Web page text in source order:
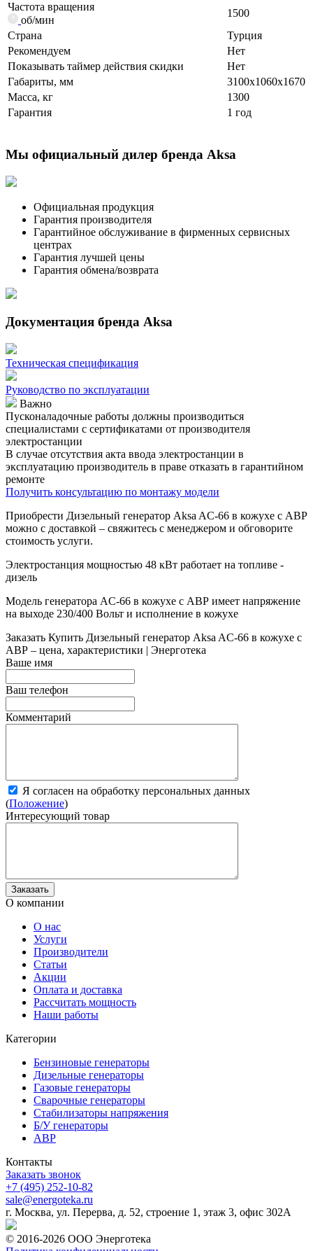
Частота вращения
об/мин
1500
Страна
Турция
Рекомендуем
Нет
Показывать таймер действия скидки
Нет
Габариты, мм
3100x1060x1670
Масса, кг
1300
Гарантия
1 год
Мы официальный дилер бренда Aksa
Официальная продукция
Гарантия производителя
Гарантийное обслуживание в фирменных сервисных
центрах
Гарантия лучшей цены
Гарантия обмена/возврата
Документация бренда Aksa
Техническая спецификация
Руководство по эксплуатации
Важно
Пусконаладочные работы должны производиться
специалистами с сертификатами от производителя
электростанции
В случае отсутствия акта ввода электростанции в
эксплуатацию производитель в праве отказать в гарантийном
ремонте
Получить консультацию по монтажу модели
Приобрести Дизельный генератор Aksa AC-66 в кожухе с АВР
можно с доставкой – свяжитесь с менеджером и обговорите
стоимость услуги.
Электростанция мощностью 48 кВт работает на топливе -
дизель
Модель генератора AC-66 в кожухе с АВР имеет напряжение
на выходе 230/400 Вольт и исполнение в кожухе
Заказать Купить Дизельный генератор Aksa AC-66 в кожухе с
АВР – цена, характеристики | Энерготека
Ваше имя
Ваш телефон
Комментарий
Я согласен на обработку персональных данных
(Положение)
Интересующий товар
О компании
О нас
Услуги
Производители
Статьи
Акции
Оплата и доставка
Рассчитать мощность
Наши работы
Категории
Бензиновые генераторы
Дизельные генераторы
Газовые генераторы
Сварочные генераторы
Стабилизаторы напряжения
Б/У генераторы
АВР
Контакты
Заказать звонок
+7 (495) 252-10-82
sale@energoteka.ru
г. Москва, ул. Перерва, д. 52, строение 1, этаж 3, офис 302А
© 2016-2026 ООО Энерготека